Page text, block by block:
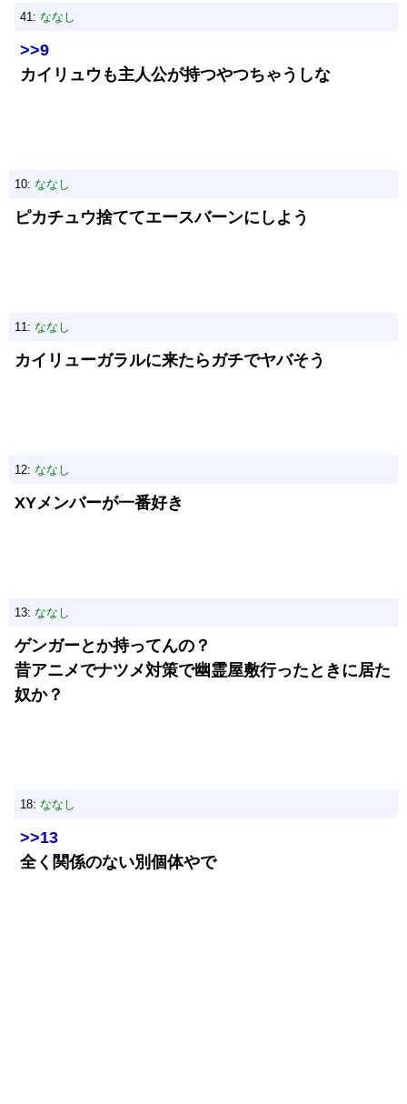
41: ななし
>>9
カイリュウも主人公が持つやつちゃうしな
10: ななし
ピカチュウ捨ててエースバーンにしよう
11: ななし
カイリューガラルに来たらガチでヤバそう
12: ななし
XYメンバーが一番好き
13: ななし
ゲンガーとか持ってんの？
昔アニメでナツメ対策で幽霊屋敷行ったときに居た
奴か？
18: ななし
>>13
全く関係のない別個体やで